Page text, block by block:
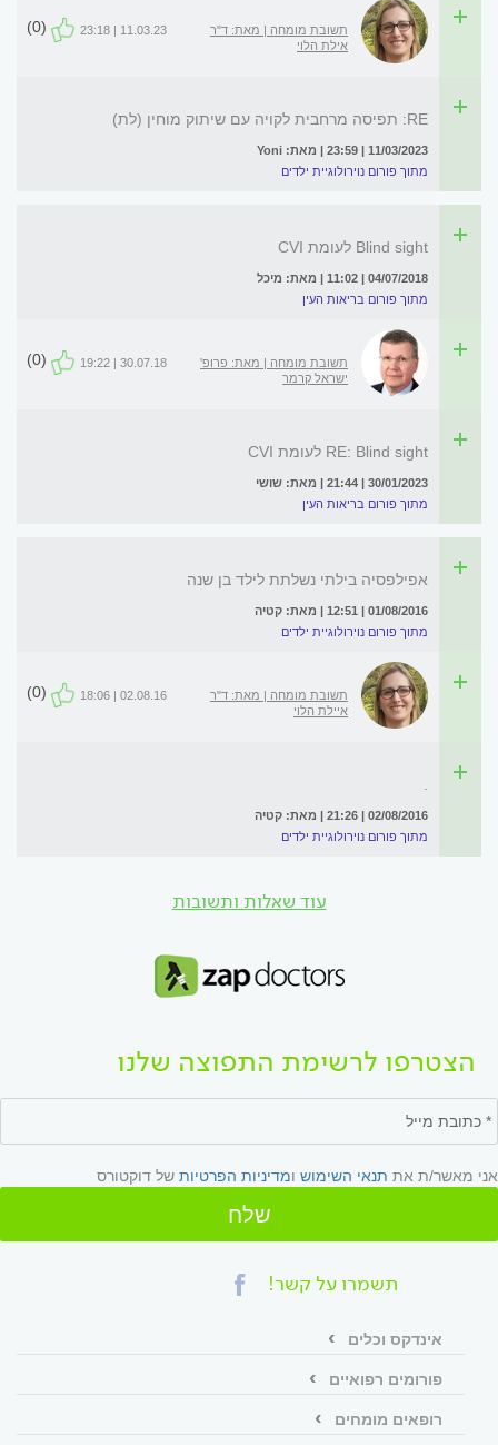
תשובת מומחה | מאת: ד"ר
אילת הלוי
11.03.23 | 23:18
(0)
RE: תפיסה מרחבית לקויה עם שיתוק מוחין (לת)
11/03/2023 | 23:59 | מאת: Yoni
מתוך פורום נוירולוגיית ילדים
Blind sight לעומת CVI
04/07/2018 | 11:02 | מאת: מיכל
מתוך פורום בריאות העין
תשובת מומחה | מאת: פרופ'
ישראל קרמר
30.07.18 | 19:22
(0)
RE: Blind sight לעומת CVI
30/01/2023 | 21:44 | מאת: שושי
מתוך פורום בריאות העין
אפילפסיה בילתי נשלתת לילד בן שנה
01/08/2016 | 12:51 | מאת: קטיה
מתוך פורום נוירולוגיית ילדים
תשובת מומחה | מאת: ד"ר
איילת הלוי
02.08.16 | 18:06
(0)
02/08/2016 | 21:26 | מאת: קטיה
מתוך פורום נוירולוגיית ילדים
עוד שאלות ותשובות
הצטרפו לרשימת התפוצה שלנו
אני מאשר/ת את תנאי השימוש ומדיניות הפרטיות של דוקטורס
שלח
תשמרו על קשר!
אינדקס וכלים
פורומים רפואיים
רופאים מומחים